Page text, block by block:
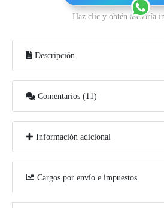
Haz clic y obtén asesoría
Descripción
Comentarios (11)
Información adicional
Cargos por envío e impuestos